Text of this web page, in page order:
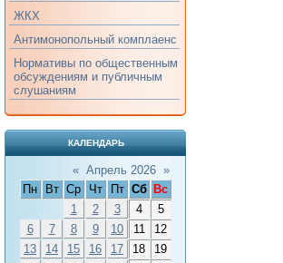
ЖКХ
Антимонопольный комплаенс
Нормативы по общественным
обсуждениям и публичным
слушаниям
КАЛЕНДАРЬ
« Апрель 2026 »
Пн
Вт Ср Чт Пт Сб
Вс
1
2 3 4
5
6
7 8 9 10 11
12
13
14 15 16 17 18
19